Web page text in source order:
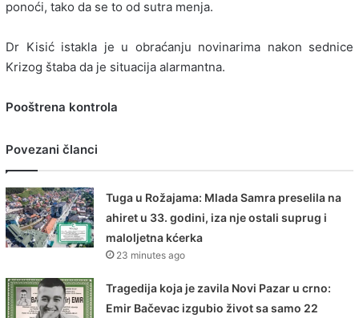
ponoći, tako da se to od sutra menja.
Dr Kisić istakla je u obraćanju novinarima nakon sednice
Krizog štaba da je situacija alarmantna.
Pooštrena kontrola
Povezani članci
Tuga u Rožajama: Mlada Samra preselila na
ahiret u 33. godini, iza nje ostali suprug i
maloljetna kćerka
23 minutes ago
Tragedija koja je zavila Novi Pazar u crno:
Emir Bačevac izgubio život sa samo 22